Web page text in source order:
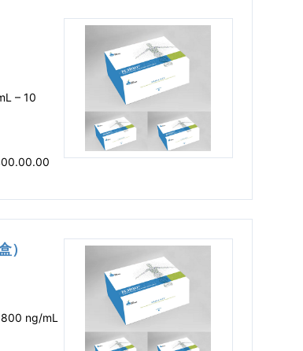
– 10
）
ng/mL